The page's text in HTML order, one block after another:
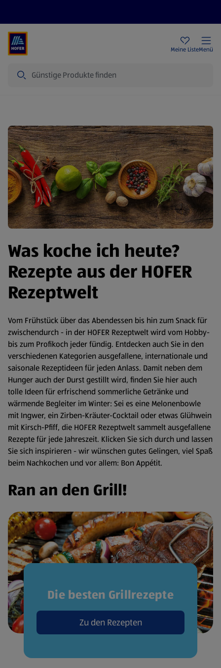
Meine ListeMenü
Was koche ich heute?
Rezepte aus der HOFER
Rezeptwelt
Vom Frühstück über das Abendessen bis hin zum Snack für
zwischendurch - in der HOFER Rezeptwelt wird vom Hobby-
bis zum Profikoch jeder fündig. Entdecken auch Sie in den
verschiedenen Kategorien ausgefallene, internationale und
saisonale Rezeptideen für jeden Anlass. Damit neben dem
Hunger auch der Durst gestillt wird, finden Sie hier auch
tolle Ideen für erfrischend sommerliche Getränke und
wärmende Begleiter im Winter: Sei es eine Melonenbowle
mit Ingwer, ein Zirben-Kräuter-Cocktail oder etwas Glühwein
mit Kirsch-Pfiff, die HOFER Rezeptwelt sammelt ausgefallene
Rezepte für jede Jahreszeit. Klicken Sie sich durch und lassen
Sie sich inspirieren - wir wünschen gutes Gelingen, viel Spaß
beim Nachkochen und vor allem: Bon Appétit.
Ran an den Grill!
Die besten Grillrezepte
Zu den Rezepten